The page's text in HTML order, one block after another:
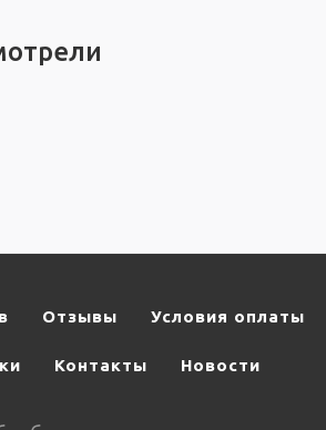
Отзывы Условия оплаты
Контакты Новости